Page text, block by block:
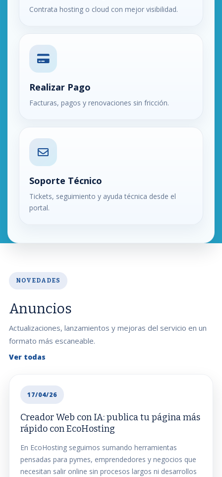
Contrata hosting o cloud con mejor visibilidad.
Realizar Pago
Facturas, pagos y renovaciones sin fricción.
Soporte Técnico
Tickets, seguimiento y ayuda técnica desde el
portal.
NOVEDADES
Anuncios
Actualizaciones, lanzamientos y mejoras del servicio en un
formato más escaneable.
Ver todas
17/04/26
Creador Web con IA: publica tu página más
rápido con EcoHosting
En EcoHosting seguimos sumando herramientas
pensadas para pymes, emprendedores y negocios que
necesitan salir online sin procesos largos ni desarrollos